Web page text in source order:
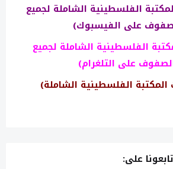
الفلسطينية الشاملة لجميع
على الفيسبوك)
الفلسطينية الشاملة لجميع
على التلغرام)
المكتبة الفلسطينية الشاملة)
على: